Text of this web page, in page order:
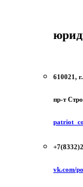
610021,
пр-т
vk.com/